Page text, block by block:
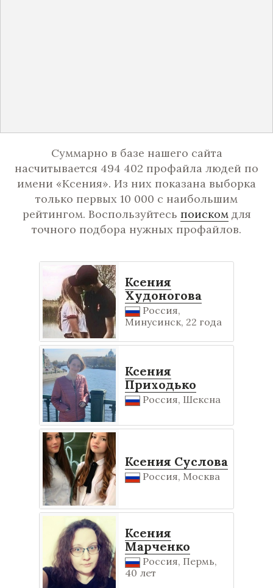
Суммарно в базе нашего сайта
насчитывается 494 402 профайла людей по
имени «Ксения». Из них показана выборка
только первых 10 000 с наибольшим
рейтингом. Воспользуйтесь поискомдля
точного подбора нужных профайлов.
Ксения
Худоногова
Россия,
Минусинск, 22 года
Ксения
Приходько
Россия, Шексна
Ксения Суслова
Россия, Москва
Ксения
Марченко
Россия, Пермь,
40 лет